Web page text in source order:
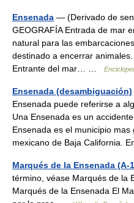
Ensenada — (Derivado de
GEOGRAFÍA Entrada de mar
natural para las
destinado a encerrar
Entrante del mar… …
Ensenada (desambiguación)
Ensenada puede referirse a
Una Ensenada es un
Ensenada es el municipio
mexicano de Baja California.
Marqués de la Ensenada (A-
término, véase Marqués de la
Marqués de la Ensenada El